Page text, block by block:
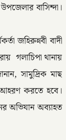
বাসিন্দা।
জহিরুন্নবী বাদী
গলাচিপা থানায়
সামুদ্রিক মাছ
করতে হবে।
অভিযান অব্যাহত